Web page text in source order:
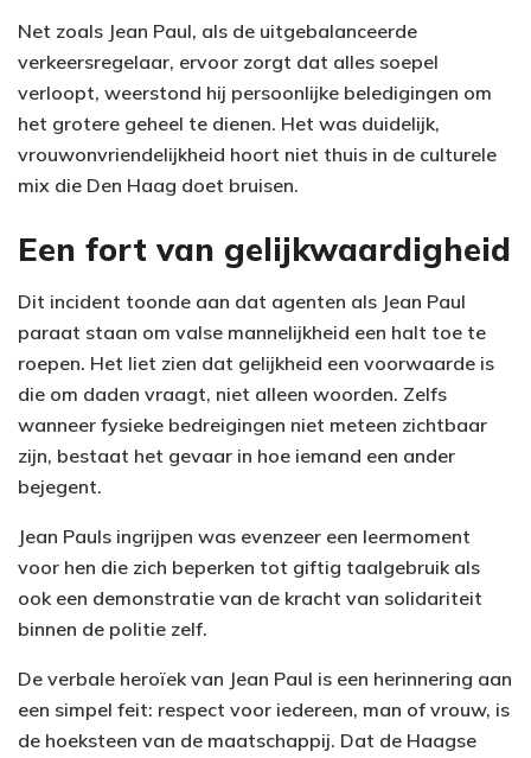
Net zoals Jean Paul, als de uitgebalanceerde
verkeersregelaar, ervoor zorgt dat alles soepel
verloopt, weerstond hij persoonlijke beledigingen om
het grotere geheel te dienen. Het was duidelijk,
vrouwonvriendelijkheid hoort niet thuis in de culturele
mix die Den Haag doet bruisen.
Een fort van gelijkwaardigheid
Dit incident toonde aan dat agenten als Jean Paul
paraat staan om valse mannelijkheid een halt toe te
roepen. Het liet zien dat gelijkheid een voorwaarde is
die om daden vraagt, niet alleen woorden. Zelfs
wanneer fysieke bedreigingen niet meteen zichtbaar
zijn, bestaat het gevaar in hoe iemand een ander
bejegent.
Jean Pauls ingrijpen was evenzeer een leermoment
voor hen die zich beperken tot giftig taalgebruik als
ook een demonstratie van de kracht van solidariteit
binnen de politie zelf.
De verbale heroïek van Jean Paul is een herinnering aan
een simpel feit: respect voor iedereen, man of vrouw, is
de hoeksteen van de maatschappij. Dat de Haagse